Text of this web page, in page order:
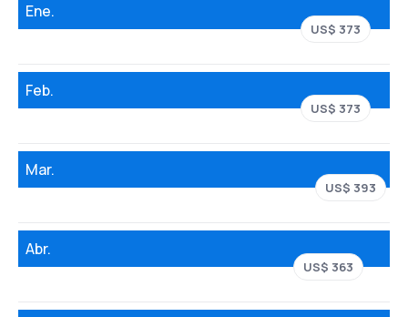
Ene.
US$ 373
Feb.
US$ 373
Mar.
US$ 393
Abr.
US$ 363